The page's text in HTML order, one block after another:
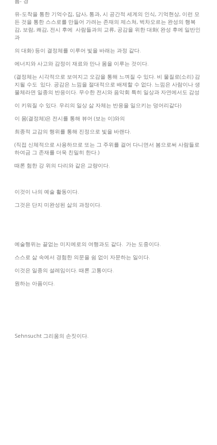
유-도착을 통한 기억수집, 답사, 통과, 시 공간적 세계의 인식, 기억현상, 이런 모
든 것을 통한 스스로를 만들어 가려는 존재의 제스쳐, 벅차오르는 완성의 행복
감, 보람, 쾌감, 전시 후에 사람들과의 교류, 공감을 위한 대화( 완성 후에 일반인
과
의 대화) 등이 결정체를 이루어 빛을 바래는 과정 같다.
에너지와 사고와 감정이 재료와 만나 몸을 이루는 것이다.
(결정체는 시각적으로 보여지고 오감을 통해 느껴질 수 있다. 비 물질로(소리) 감
지될 수도 있다. 공감은 느낌을 절대적으로 배제할 수 없다. 느낌은 사람이나 생
물체라면 일종의 반응이다. 무수한 전시와 음악회 특히 일상과 자연에서도 감성
이 키워질 수 있다. 우리의 일상 삶 자체는 반응을 일으키는 덩어리같다)
이 몸(결정체)은 전시를 통해 뷰어 (보는 이)와의
최종적 교감의 행위를 통해 진정으로 빛을 바랜다.
(직접 신체적으로 사용하므로 또는 그 주위를 걸어 다니면서 봄으로써 사람들로
하여금 그 존재를 더욱 친밀히 한다.)
때론 험한 강 위의 다리와 같은 교량이다.
이것이 나의 예술 활동이다.
그것은 단지 미완성된 삶의 과정이다.
예술행위는 끝없는 미지에로의 여행과도 같다. 가는 도중이다.
스스로 삶 속에서 경험한 의문을 쉼 없이 자문하는 일이다.
이것은 일종의 설레임이다. 때론 고통이다.
원하는 아픔이다.
Sehnsucht 그리움의 손짓이다.